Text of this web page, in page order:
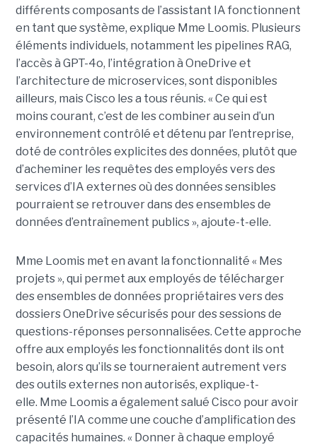
différents composants de l’assistant IA fonctionnent
en tant que système, explique Mme Loomis. Plusieurs
éléments individuels, notamment les pipelines RAG,
l’accès à GPT-4o, l’intégration à OneDrive et
l’architecture de microservices, sont disponibles
ailleurs, mais Cisco les a tous réunis. « Ce qui est
moins courant, c’est de les combiner au sein d’un
environnement contrôlé et détenu par l’entreprise,
doté de contrôles explicites des données, plutôt que
d’acheminer les requêtes des employés vers des
services d’IA externes où des données sensibles
pourraient se retrouver dans des ensembles de
données d’entraînement publics », ajoute-t-elle.
Mme Loomis met en avant la fonctionnalité « Mes
projets », qui permet aux employés de télécharger
des ensembles de données propriétaires vers des
dossiers OneDrive sécurisés pour des sessions de
questions-réponses personnalisées. Cette approche
offre aux employés les fonctionnalités dont ils ont
besoin, alors qu’ils se tourneraient autrement vers
des outils externes non autorisés, explique-t-
elle. Mme Loomis a également salué Cisco pour avoir
présenté l’IA comme une couche d’amplification des
capacités humaines. « Donner à chaque employé